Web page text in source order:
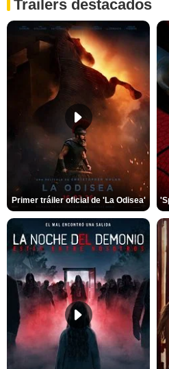
Trailers destacados
Primer tráiler oficial de 'La Odisea'